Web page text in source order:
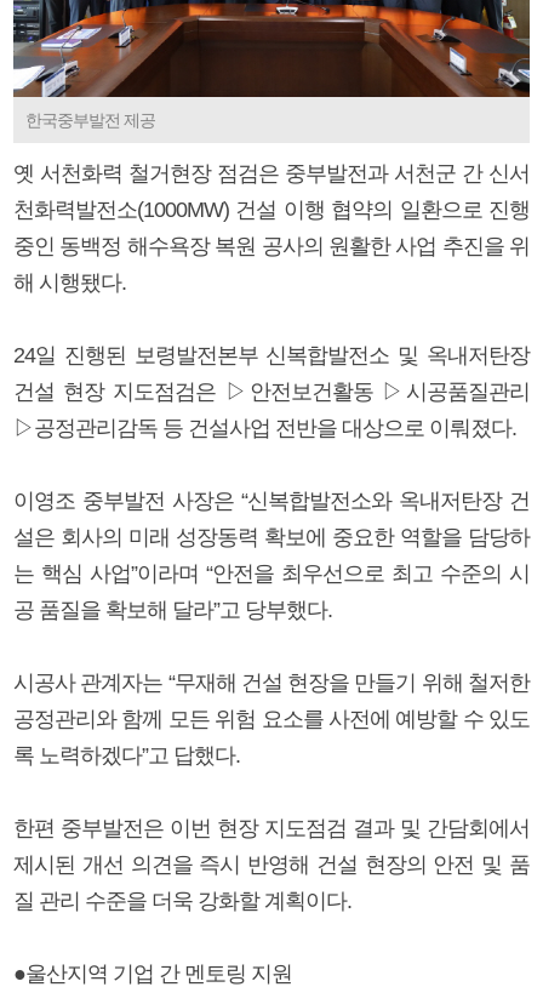
한국중부발전 제공
옛 서천화력 철거현장 점검은 중부발전과 서천군 간 신서
천화력발전소(1000MW) 건설 이행 협약의 일환으로 진행
중인 동백정 해수욕장 복원 공사의 원활한 사업 추진을 위
해 시행됐다.
24일 진행된 보령발전본부 신복합발전소 및 옥내저탄장
건설 현장 지도점검은 ▷안전보건활동 ▷시공품질관리
▷공정관리감독 등 건설사업 전반을 대상으로 이뤄졌다.
이영조 중부발전 사장은 “신복합발전소와 옥내저탄장 건
설은 회사의 미래 성장동력 확보에 중요한 역할을 담당하
는 핵심 사업”이라며 “안전을 최우선으로 최고 수준의 시
공 품질을 확보해 달라”고 당부했다.
시공사 관계자는 “무재해 건설 현장을 만들기 위해 철저한
공정관리와 함께 모든 위험 요소를 사전에 예방할 수 있도
록 노력하겠다”고 답했다.
한편 중부발전은 이번 현장 지도점검 결과 및 간담회에서
제시된 개선 의견을 즉시 반영해 건설 현장의 안전 및 품
질 관리 수준을 더욱 강화할 계획이다.
●울산지역 기업 간 멘토링 지원